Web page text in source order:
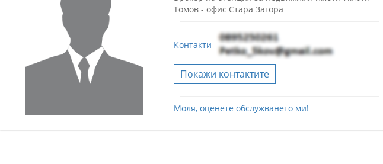
Томов - офис Стара Загора
Контакти
Покажи контактите
Моля, оценете обслужването ми!